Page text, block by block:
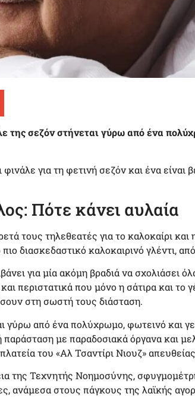
της σεζόν στήνεται γύρω από ένα
για τη φετινή σεζόν και ένα είναι
Πότε κάνει αυλαία
τους τηλεθεατές για το καλοκαίρι
διασκεδαστικό καλοκαιρινό γλέντι,
για μία ακόμη βραδιά να σχολιάσει
περιστατικά που μόνο η σάτιρα και το
στη σωστή τους διάσταση.
γύρω από ένα πολύχρωμο, φωτεινό και
με παραδοσιακά όργανα και
του «Αλ Τσαντίρι Νιουζ»
της Τεχνητής Νοημοσύνης,
ανάμεσα στους πάγκους της λαϊκής